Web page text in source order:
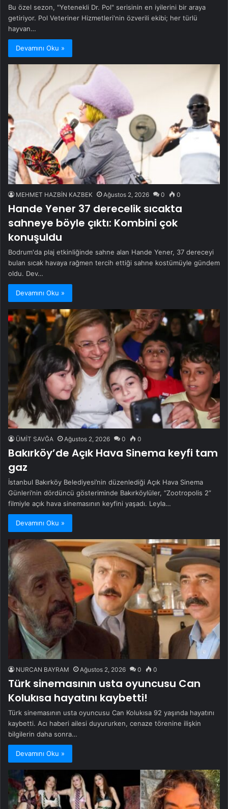
Bu özel sezon, "Yetenekli Dr. Pol" serisinin en iyilerini bir araya
getiriyor. Pol Veteriner Hizmetleri'nin özverili ekibi; her türlü
hayvan…
Devamını Oku »
MEHMET HAZBİN KAZBEK Ağustos 2, 2026 0 0
Hande Yener 37 derecelik sıcakta
sahneye böyle çıktı: Kombini çok
konuşuldu
Bodrum'da plaj etkinliğinde sahne alan Hande Yener, 37 dereceyi
bulan sıcak havaya rağmen tercih ettiği sahne kostümüyle gündem
oldu. Dev…
Devamını Oku »
ÜMİT SAVĞA Ağustos 2, 2026 0 0
Bakırköy’de Açık Hava Sinema keyfi tam
gaz
İstanbul Bakırköy Belediyesi’nin düzenlediği Açık Hava Sinema
Günleri’nin dördüncü gösteriminde Bakırköylüler, “Zootropolis 2”
filmiyle açık hava sinemasının keyfini yaşadı. Leyla…
Devamını Oku »
NURCAN BAYRAM Ağustos 2, 2026 0 0
Türk sinemasının usta oyuncusu Can
Kolukısa hayatını kaybetti!
Türk sinemasının usta oyuncusu Can Kolukısa 92 yaşında hayatını
kaybetti. Acı haberi ailesi duyururken, cenaze törenine ilişkin
bilgilerin daha sonra…
Devamını Oku »